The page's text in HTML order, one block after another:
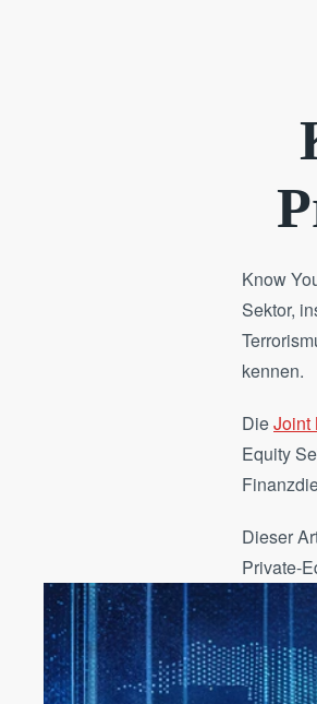
Know
Sektor,
kennen.
DieJoint
Equity
Dieser
Private-